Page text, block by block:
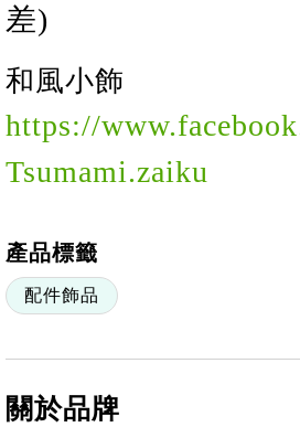
差)
和風小飾
https://
Tsumami.zaiku
產品標籤
配件飾品
關於品牌